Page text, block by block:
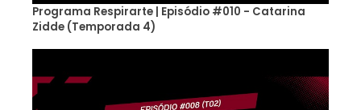
Programa Respirarte | Episódio #010 - Catarina
Zidde (Temporada 4)